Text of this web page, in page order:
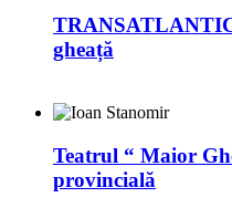
gheață
Teatrul “ Maior
provincială